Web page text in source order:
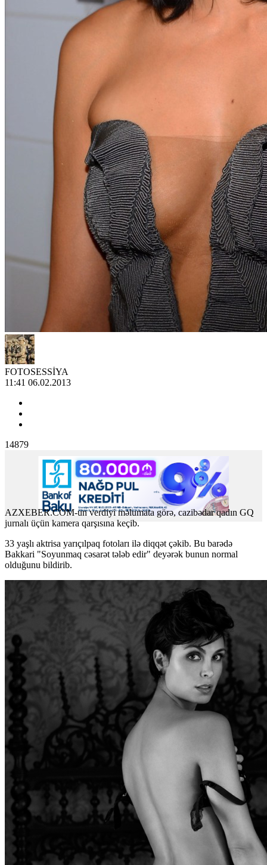
FOTOSESSİYA
11:41 06.02.2013
14879
AZXEBER.COM-un verdiyi məlumata görə, cazibədar qadın GQ
jurnalı üçün kamera qarşısına keçib.
33 yaşlı aktrisa yarıçılpaq fotoları ilə diqqət çəkib. Bu barədə
Bakkari "Soyunmaq cəsarət tələb edir" deyərək bunun normal
olduğunu bildirib.